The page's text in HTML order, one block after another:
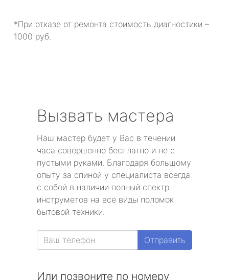
*При отказе от ремонта стоимость диагностики –
1000 руб.
Вызвать мастера
Наш мастер будет у Вас в течении
часа совершенно бесплатно и не с
пустыми руками. Благодаря большому
опыту за спиной у специалиста всегда
с собой в наличии полный спектр
инструметов на все виды поломок
бытовой техники.
Отправить
Или позвоните по номеру